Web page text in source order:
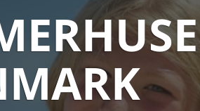
samlet på ét sted